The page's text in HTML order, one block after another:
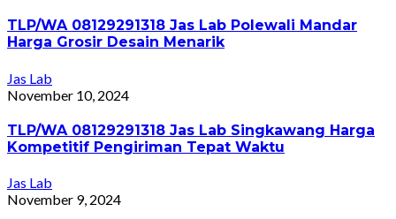
TLP/WA 08129291318 Jas Lab Polewali Mandar
Harga Grosir Desain Menarik
Jas Lab
November 10, 2024
TLP/WA 08129291318 Jas Lab Singkawang Harga
Kompetitif Pengiriman Tepat Waktu
Jas Lab
November 9, 2024